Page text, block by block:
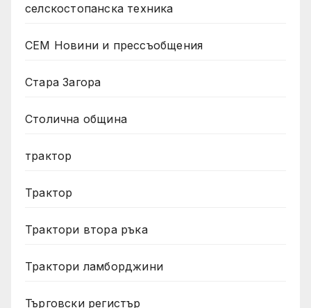
селскостопанска техника
СЕМ Новини и прессъобщения
Стара Загора
Столична община
трактор
Трактор
Трактори втора ръка
Трактори ламборджини
Търговски регистър